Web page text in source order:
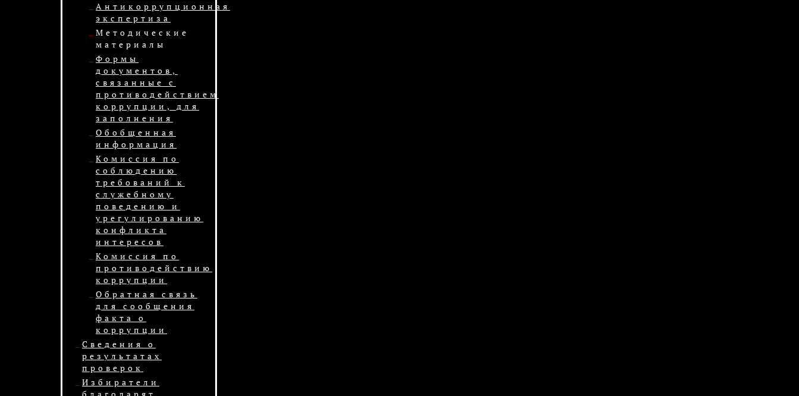
Антикоррупционная
экспертиза
Методические
материалы
Формы
документов,
связанные с
противодействием
коррупции, для
заполнения
Обобщенная
информация
Комиссия по
соблюдению
требований к
служебному
поведению и
урегулированию
конфликта
интересов
Комиссия по
противодействию
коррупции
Обратная связь
для сообщения
факта о
коррупции
Сведения о
результатах
проверок
Избиратели